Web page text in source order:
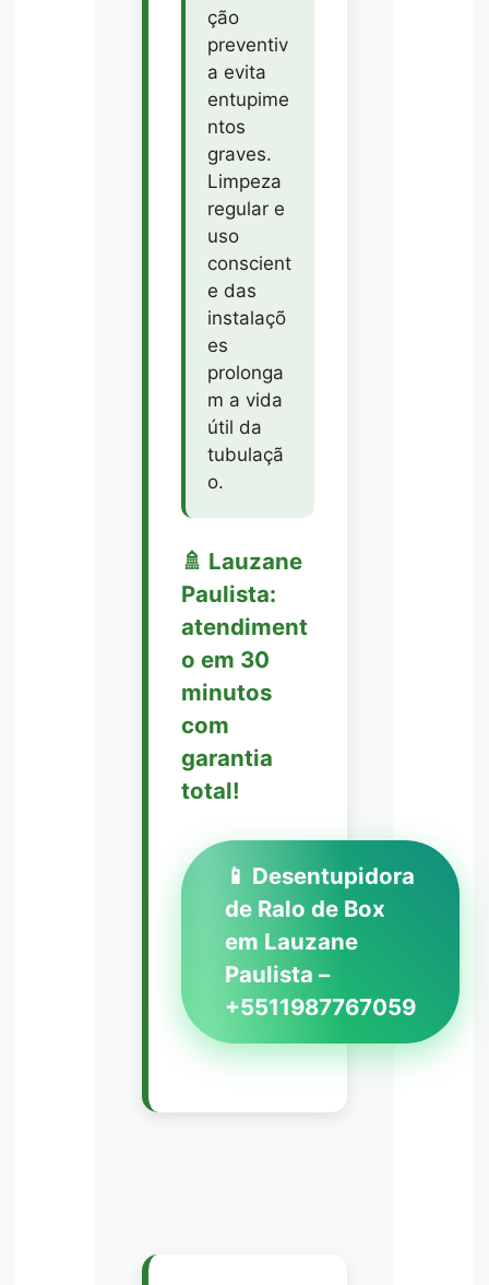
ção
preventiv
a evita
entupime
ntos
graves.
Limpeza
regular e
uso
conscient
e das
instalaçõ
es
prolonga
m a vida
útil da
tubulaçã
o.
🚿 Lauzane
Paulista:
atendiment
o em 30
minutos
com
garantia
total!
📱 Desentupidora
de Ralo de Box
em Lauzane
Paulista –
+5511987767059